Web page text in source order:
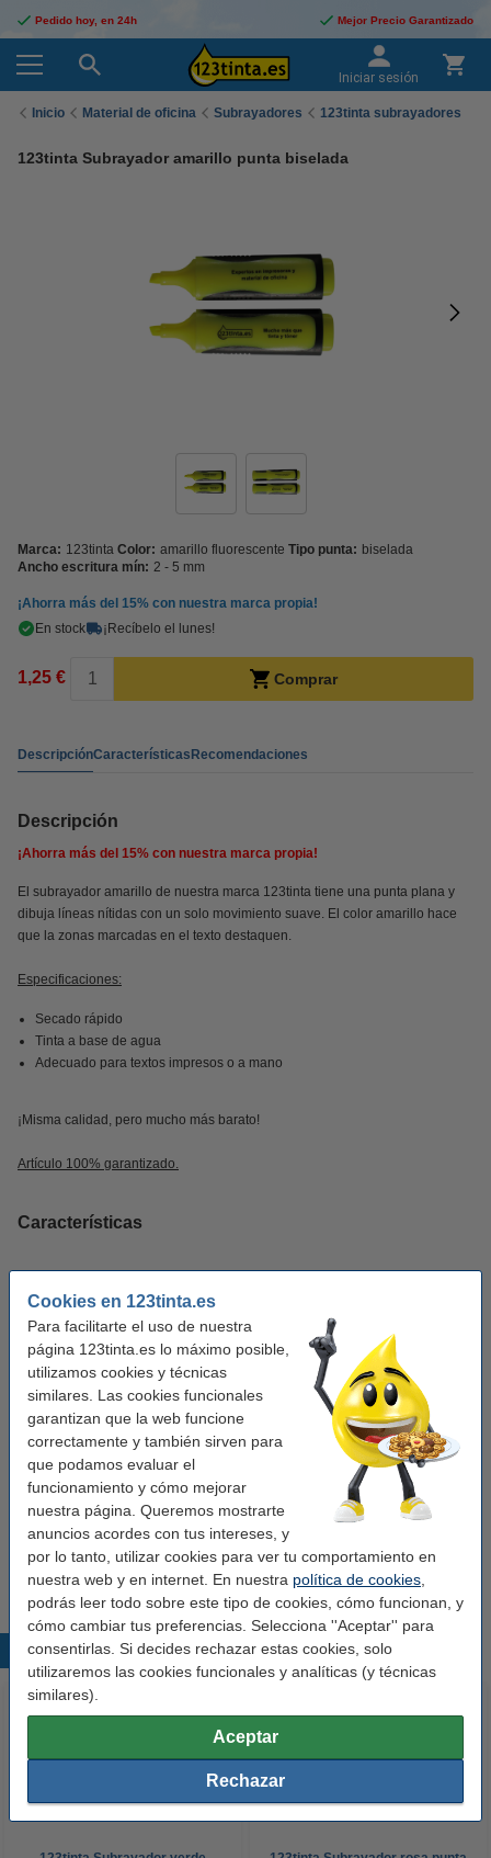
Cookies en 123tinta.es
Para facilitarte el uso de nuestra
página 123tinta.es lo máximo posible,
utilizamos cookies y técnicas
similares. Las cookies funcionales
garantizan que la web funcione
correctamente y también sirven para
que podamos evaluar el
funcionamiento y cómo mejorar
nuestra página. Queremos mostrarte
anuncios acordes con tus intereses, y
por lo tanto, utilizar cookies para ver tu comportamiento en
nuestra web y en internet. En nuestra política de cookies
podrás leer todo sobre este tipo de cookies, cómo funcionan, y
cómo cambiar tus preferencias. Selecciona ''Aceptar'' para
consentirlas. Si decides rechazar estas cookies, solo
utilizaremos las cookies funcionales y analíticas (y técnicas
similares).
Aceptar
Rechazar
Pedido hoy, en 24h Mejor Precio Garantizado
Iniciar sesión
Inicio Material de oficina Subrayadores 123tinta subrayadores
123tinta Subrayador amarillo punta biselada
Marca: 123tinta Color: amarillo fluorescente Tipo punta: biselada
Ancho escritura mín: 2 - 5 mm
¡Ahorra más del 15% con nuestra marca propia!
En stock
¡Recíbelo el lunes!
1,25 € Comprar
DescripciónCaracterísticasRecomendaciones
Descripción
¡Ahorra más del 15% con nuestra marca propia!
El subrayador amarillo de nuestra marca 123tinta tiene una punta plana y
dibuja líneas nítidas con un solo movimiento suave. El color amarillo hace
que la zonas marcadas en el texto destaquen.
Especificaciones:
Secado rápido
Tinta a base de agua
Adecuado para textos impresos o a mano
¡Misma calidad, pero mucho más barato!
Artículo 100% garantizado.
Características
Tipo punta: biselada
Ancho escritura mín: 2 - 5 mm
Recargable: sí
Pack ahorro:
123tinta Subrayador amarillo punta biselada |
Pack 12 uds
15,00 € 11,25 €
Productos destacados